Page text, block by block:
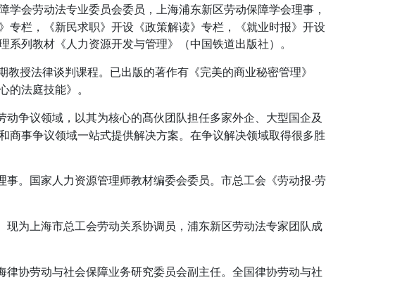
会劳动法专业委员会委员，上海浦东新区劳动保障学会理事，
专栏，《新民求职》开设《政策解读》专栏，《就业时报》开设
列教材《人力资源开发与管理》（中国铁道出版社）。
授法律谈判课程。已出版的著作有《完美的商业秘密管理》
法庭技能》。
争议领域，以其为核心的髙伙团队担任多家外企、大型国企及
事争议领域一站式提供解决方案。在争议解决领域取得很多胜
。国家人力资源管理师教材编委会委员。市总工会《劳动报-劳
为上海市总工会劳动关系协调员，浦东新区劳动法专家团队成
协劳动与社会保障业务研究委员会副主任。全国律协劳动与社